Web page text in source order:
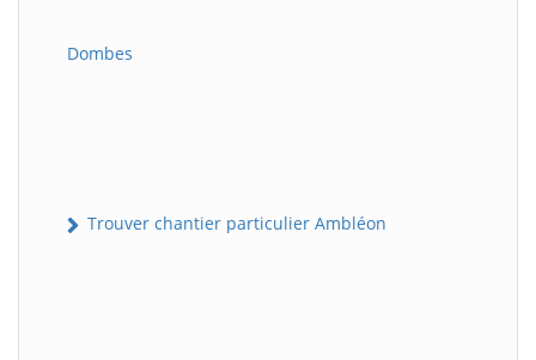
Dombes
Trouver chantier particulier Ambléon